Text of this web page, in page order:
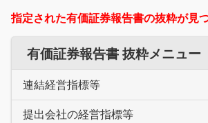
指定された有価証券報告書の抜粋が見
有価証券報告書 抜粋メニュー
連結経営指標等
提出会社の経営指標等